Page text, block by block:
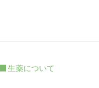
生薬について